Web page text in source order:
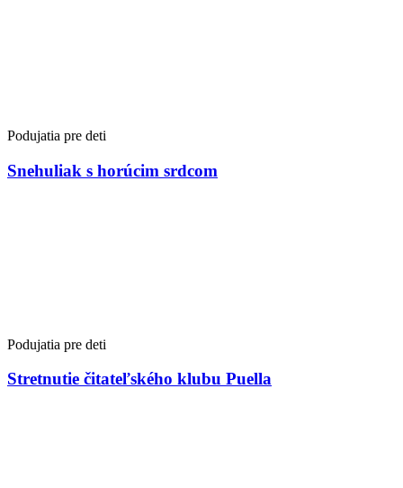
Podujatia pre deti
Snehuliak s horúcim srdcom
Podujatia pre deti
Stretnutie čitateľského klubu Puella